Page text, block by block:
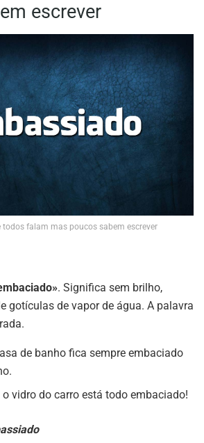
escrever
todos falam mas poucos sabem escrever
. Significa sem brilho,
gotículas de vapor de água. A palavra
de banho fica sempre embaciado
o vidro do carro está todo embaciado!